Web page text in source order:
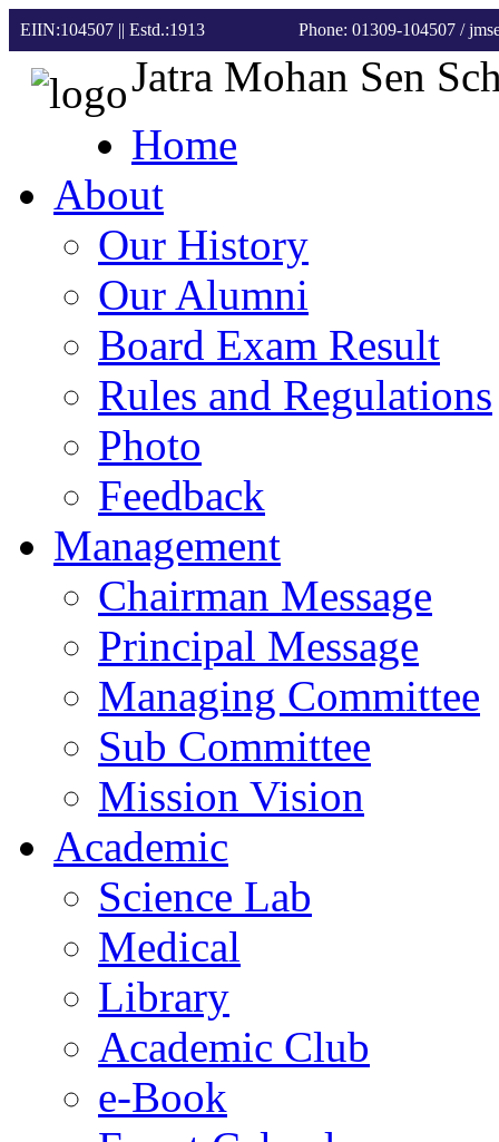
EIIN:104507 || Estd.:1913 Phone: 01309-104507 /
Jatra Mohan Sen
Home
About
Our History
Our Alumni
Board Exam Result
Rules and Regulations
Photo
Feedback
Management
Chairman Message
Principal Message
Managing Committee
Sub Committee
Mission Vision
Academic
Science Lab
Medical
Library
Academic Club
e-Book